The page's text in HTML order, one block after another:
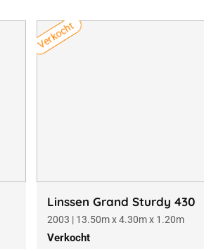
Verkocht
Linssen Grand Sturdy 430
2003 | 13.50m x 4.30m x 1.20m
Verkocht